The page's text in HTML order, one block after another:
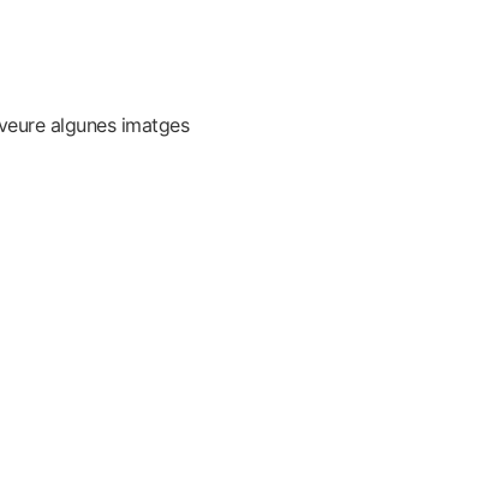
algunes imatges